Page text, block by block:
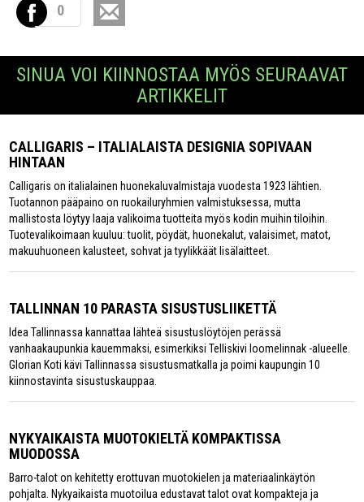
0
SINUA VOI KIINNOSTAA MYÖS SEURAAVAT
ARTIKKELIT
CALLIGARIS – ITALIALAISTA DESIGNIA SOPIVAAN
HINTAAN
Calligaris on italialainen huonekaluvalmistaja vuodesta 1923 lähtien.
Tuotannon pääpaino on ruokailuryhmien valmistuksessa, mutta
mallistosta löytyy laaja valikoima tuotteita myös kodin muihin tiloihin.
Tuotevalikoimaan kuuluu: tuolit, pöydät, huonekalut, valaisimet, matot,
makuuhuoneen kalusteet, sohvat ja tyylikkäät lisälaitteet.
TALLINNAN 10 PARASTA SISUSTUSLIIKETTÄ
Idea Tallinnassa kannattaa lähteä sisustuslöytöjen perässä
vanhaakaupunkia kauemmaksi, esimerkiksi Telliskivi loomelinnak -alueelle.
Glorian Koti kävi Tallinnassa sisustusmatkalla ja poimi kaupungin 10
kiinnostavinta sisustuskauppaa.
NYKYAIKAISTA MUOTOKIELTÄ KOMPAKTISSA
MUODOSSA
Barro-talot on kehitetty erottuvan muotokielen ja materiaalinkäytön
pohjalta. Nykyaikaista muotoilua edustavat talot ovat kompakteja ja